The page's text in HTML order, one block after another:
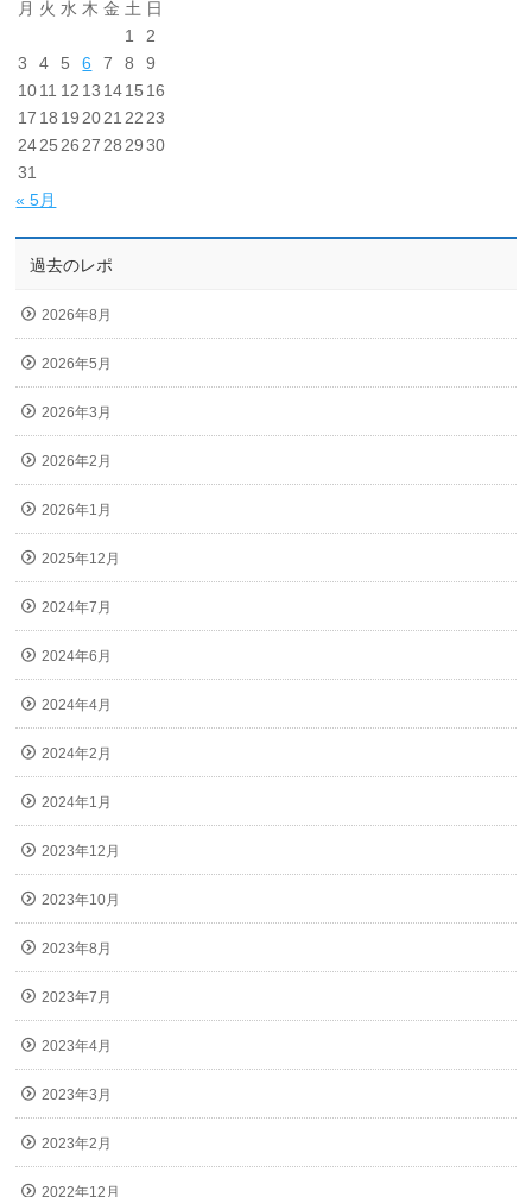
月 火 水 木 金 土 日
1
2
3
4 5 6 7 8
9
1011 12 13 1415 16
17 18 19 2021 22 23
2425 26 27 28 29 30
31
« 5月
過去のレポ
2026年8月
2026年5月
2026年3月
2026年2月
2026年1月
2025年12月
2024年7月
2024年6月
2024年4月
2024年2月
2024年1月
2023年12月
2023年10月
2023年8月
2023年7月
2023年4月
2023年3月
2023年2月
2022年12月